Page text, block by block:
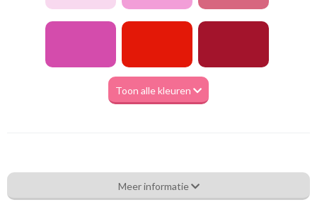
Toon alle kleuren
Be_Uniek Zwart
Eigenschappen gordijnstof
Meer informatie